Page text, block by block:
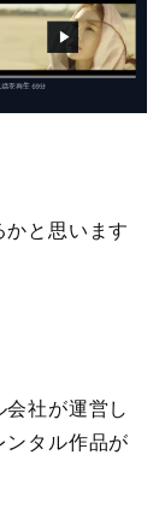
と思います
社が運営し
ンタル作品が